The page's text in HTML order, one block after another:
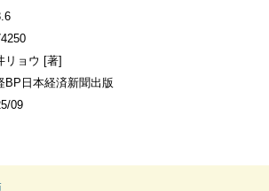
リョウ [著]
BP日本経済新聞出版
09